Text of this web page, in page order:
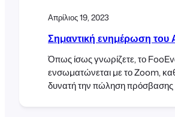
Απρίλιος 19, 2023
Σημαντική ενημέρωση του
Όπως ίσως γνωρίζετε, το
ενσωματώνεται με το Zoom,
δυνατή την πώληση πρόσβασης